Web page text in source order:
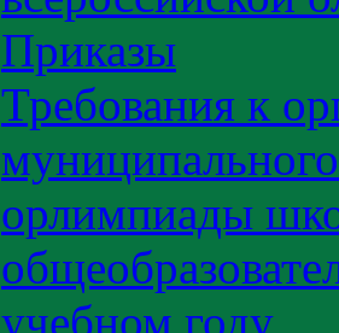
Приказы
Требования к
орлимпиады
учебном году